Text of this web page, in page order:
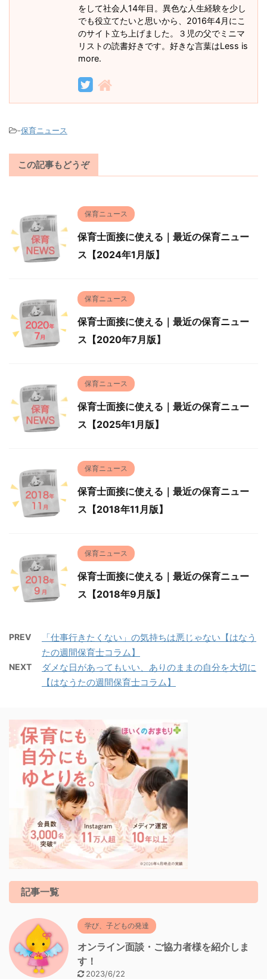
をして社会人14年目。異色な人生経験を少し
でも役立てたいと思いから、2016年4月にこ
のサイト立ち上げました。３児の父でミニマ
リストの読書好きです。好きな言葉はLess is
more.
-保育ニュース
この記事もどうぞ
保育ニュース
保育士面接に使える｜最近の保育ニュー
ス【2024年1月版】
保育ニュース
保育士面接に使える｜最近の保育ニュー
ス【2020年7月版】
保育ニュース
保育士面接に使える｜最近の保育ニュー
ス【2025年1月版】
保育ニュース
保育士面接に使える｜最近の保育ニュー
ス【2018年11月版】
保育ニュース
保育士面接に使える｜最近の保育ニュー
ス【2018年9月版】
PREV
「仕事行きたくない」の気持ちは悪じゃない【はなう
たの週間保育士コラム】
NEXT
ダメな日があってもいい、ありのままの自分を大切に
【はなうたの週間保育士コラム】
記事一覧
学び、子どもの発達
オンライン面談・ご協力者様を紹介しま
す！
2023/6/22